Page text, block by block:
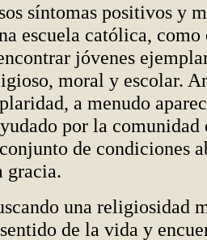
síntomas positivos y
escuela católica,
jóvenes
moral y escolar.
a menudo
por la comunidad
de condiciones
gracia.
una religiosidad
de la vida y